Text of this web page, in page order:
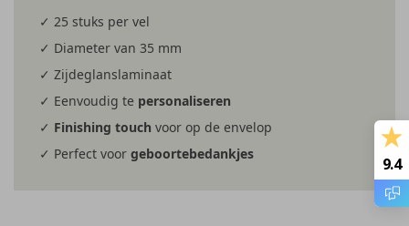
✓ 25 stuks per vel
✓ Diameter van 35 mm
✓ Zijdeglanslaminaat
✓ Eenvoudig te personaliseren
✓ Finishing touch voor op de envelop
✓ Perfect voor geboortebedankjes
9.4